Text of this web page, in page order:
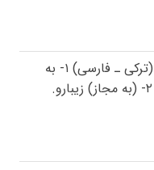
آیتن اسم دخترانه است، معنی آیتن: (ترکی ـ فارسی) ۱- به